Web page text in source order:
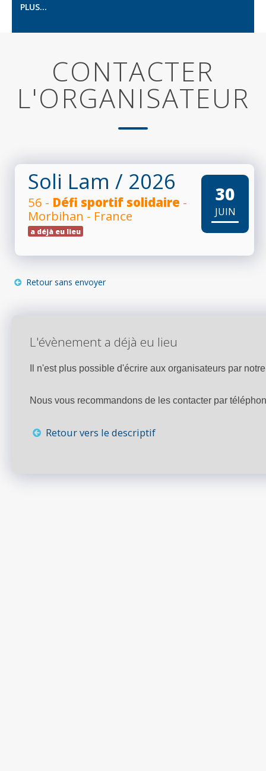
PLUS...
CONTACTER
L'ORGANISATEUR
Soli Lam / 2026
56 - Défi sportif solidaire -
Morbihan - France
a déjà eu lieu
30
JUIN
Retour sans envoyer
L'évènement a déjà eu lieu
Il n'est plus possible d'écrire aux organisateurs par
Nous vous recommandons de les contacter par
Retour vers le descriptif